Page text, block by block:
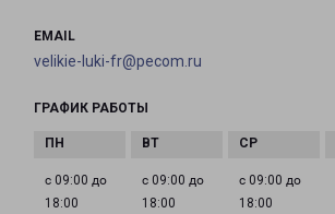
EMAIL
velikie-luki-fr@pecom.ru
ГРАФИК РАБОТЫ
с 09:00 до
18:00
с 09:00 до
18:00
с 09:00 до
18:00